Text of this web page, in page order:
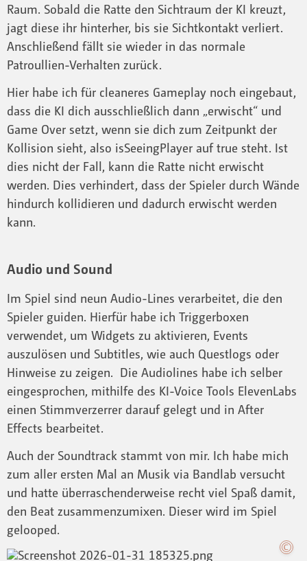
Raum. Sobald die Ratte den Sichtraum der KI kreuzt,
jagt diese ihr hinterher, bis sie Sichtkontakt verliert.
Anschließend fällt sie wieder in das normale
Patroullien-Verhalten zurück.
Hier habe ich für cleaneres Gameplay noch eingebaut,
dass die KI dich ausschließlich dann „erwischt“ und
Game Over setzt, wenn sie dich zum Zeitpunkt der
Kollision sieht, also isSeeingPlayer auf true steht. Ist
dies nicht der Fall, kann die Ratte nicht erwischt
werden. Dies verhindert, dass der Spieler durch Wände
hindurch kollidieren und dadurch erwischt werden
kann.
Audio und Sound
Im Spiel sind neun Audio-Lines verarbeitet, die den
Spieler guiden. Hierfür habe ich Triggerboxen
verwendet, um Widgets zu aktivieren, Events
auszulösen und Subtitles, wie auch Questlogs oder
Hinweise zu zeigen. Die Audiolines habe ich selber
eingesprochen, mithilfe des KI-Voice Tools ElevenLabs
einen Stimmverzerrer darauf gelegt und in After
Effects bearbeitet.
Auch der Soundtrack stammt von mir. Ich habe mich
zum aller ersten Mal an Musik via Bandlab versucht
und hatte überraschenderweise recht viel Spaß damit,
den Beat zusammenzumixen. Dieser wird im Spiel
gelooped.